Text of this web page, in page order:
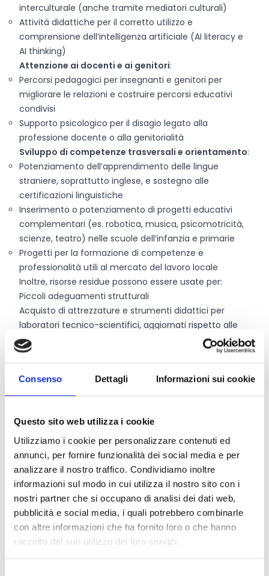
Consenso Dettagli Informazioni sui cookie
Questo sito web utilizza i cookie
Utilizziamo i cookie per personalizzare contenuti ed
annunci, per fornire funzionalità dei social media e per
analizzare il nostro traffico. Condividiamo inoltre
informazioni sul modo in cui utilizza il nostro sito con i
nostri partner che si occupano di analisi dei dati web,
pubblicità e social media, i quali potrebbero combinarle
con altre informazioni che ha fornito loro o che hanno
raccolto dal suo utilizzo dei loro servizi.
interculturale (anche tramite mediatori culturali)
Attività didattiche per il corretto utilizzo e
comprensione dell’intelligenza artificiale (AI literacy e
AI thinking)
Attenzione ai docenti e ai genitori:
Percorsi pedagogici per insegnanti e genitori per
migliorare le relazioni e costruire percorsi educativi
condivisi
Supporto psicologico per il disagio legato alla
professione docente o alla genitorialità
Sviluppo di competenze trasversali e orientamento:
Potenziamento dell’apprendimento delle lingue
straniere, soprattutto inglese, e sostegno alle
certificazioni linguistiche
Inserimento o potenziamento di progetti educativi
complementari (es. robotica, musica, psicomotricità,
scienze, teatro) nelle scuole dell’infanzia e primarie
Progetti per la formazione di competenze e
professionalità utili al mercato del lavoro locale
Inoltre, risorse residue possono essere usate per:
Piccoli adeguamenti strutturali
Acquisto di attrezzature e strumenti didattici per
laboratori tecnico-scientifici, aggiornati rispetto alle
innovazioni tecnologiche
Chi può partecipare
scolastico di Tortona, i Centri di formazione
professionale di Tortona, gli Istituti Comprensivi
Arquata Scrivia - Vignole Borbera di Arquata Scrivia e
“Martiri della Benedicta” di Serravalle Scrivia.
Gli Istituti scolastici ed i Centri di formazione possono
presentare fino a unmassimo di due progetti.
Entità del contributo